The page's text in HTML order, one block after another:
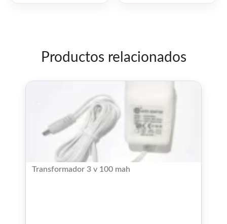
Productos relacionados
Transformador 3 v 100 mah